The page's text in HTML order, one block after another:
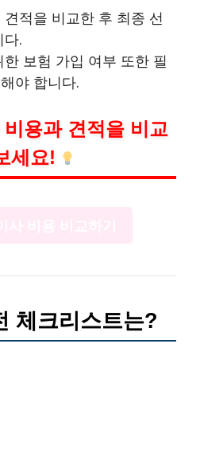
적을 비교한 후 최종 선
다.
보험 가입 여부 또한 필
야 합니다.
용과 견적을 비교
세요!
체크리스트는?